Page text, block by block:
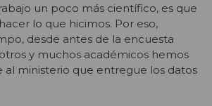
un poco más científico, es que
lo que hicimos. Por eso,
desde antes de la encuesta
y muchos académicos hemos
al ministerio que entregue los datos